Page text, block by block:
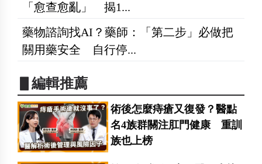
「愈查愈亂」 揭1...
藥物諮詢找AI？藥師：「第二步」必做把
關用藥安全 自行停...
▋編輯推薦
術後怎麼痔瘡又復發？醫點
名4族群關注肛門健康 重訓
族也上榜